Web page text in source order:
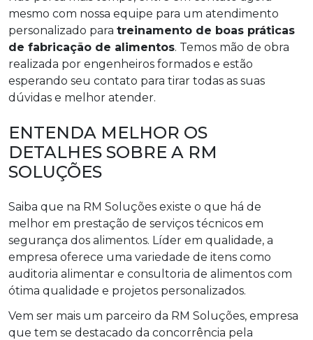
mesmo com nossa equipe para um atendimento
personalizado para treinamento de boas práticas
de fabricação de alimentos. Temos mão de obra
realizada por engenheiros formados e estão
esperando seu contato para tirar todas as suas
dúvidas e melhor atender.
ENTENDA MELHOR OS
DETALHES SOBRE A RM
SOLUÇÕES
Saiba que na RM Soluções existe o que há de
melhor em prestação de serviços técnicos em
segurança dos alimentos. Líder em qualidade, a
empresa oferece uma variedade de itens como
auditoria alimentar e consultoria de alimentos com
ótima qualidade e projetos personalizados.
Vem ser mais um parceiro da RM Soluções, empresa
que tem se destacado da concorrência pela